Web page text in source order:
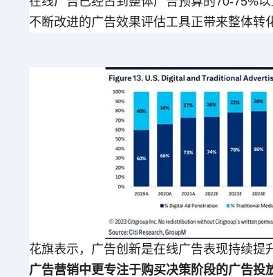
不断改进的广告效果评估工具正带来整体转
花旗表示，广告创新是在线广告表现持续提
广告营销中更专注于购买决策阶段的广告